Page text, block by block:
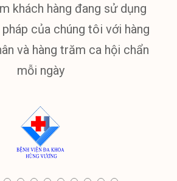
khách hàng đang sử dụng
của chúng tôi với hàng
và hàng trăm ca hội chẩn
mỗi ngày